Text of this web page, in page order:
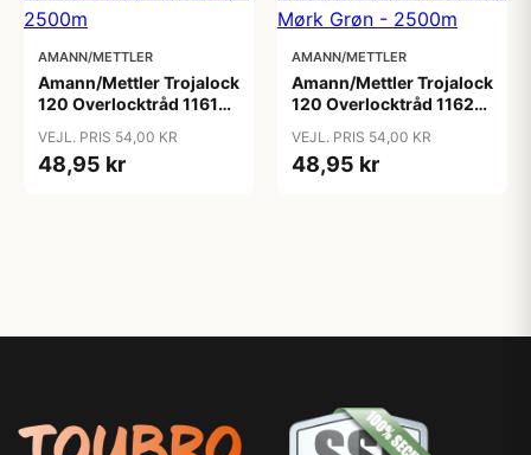
AMANN/METTLER
Amann/Mettler Trojalock
120 Overlocktråd 1161
VEJL. PRIS 54,00 KR
48,95 kr
AMANN/METTLER
Amann/Mettler Trojalock
120 Overlocktråd 1162
2500m
VEJL. PRIS 54,00 KR
48,95 kr